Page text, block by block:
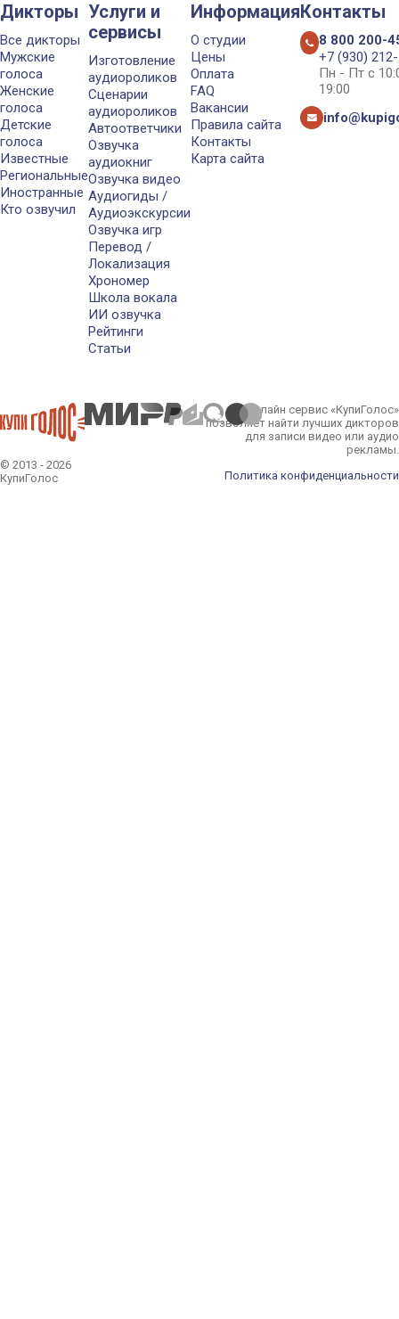
Дикторы
Все дикторы
Мужские
голоса
Женские
голоса
Детские
голоса
Известные
Региональные
Иностранные
Кто озвучил
Услуги и
сервисы
Изготовление
аудиороликов
Сценарии
аудиороликов
Автоответчики
Озвучка
аудиокниг
Озвучка видео
Аудиогиды /
Аудиоэкскурсии
Озвучка игр
Перевод /
Локализация
Хрономер
Школа вокала
ИИ озвучка
Рейтинги
Статьи
Информация
О студии
Цены
Оплата
FAQ
Вакансии
Правила сайта
Контакты
Карта сайта
Контакты
8 800 200-
+7 (930)
Пн - Пт с
19:00
© 2013 - 2026
КупиГолос
Онлайн сервис «КупиГолос»
позволяет найти лучших дикторов
для записи видео или аудио
рекламы.
Политика конфиденциальности